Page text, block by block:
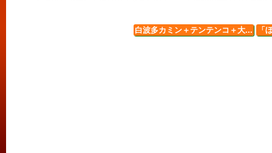
白波多カミン＋テンテンコ＋大... 「